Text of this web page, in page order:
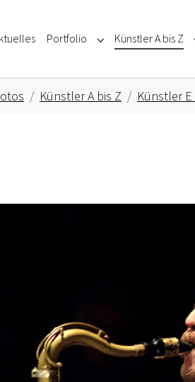
Portfolio Submenu for
Künstler A bis Z
Künstler A bis Z Künstler E